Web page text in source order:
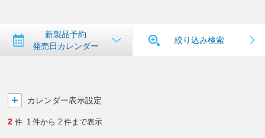
新製品予約
発売日カレンダー
絞り込み検索
カレンダー表示設定
2 件 1 件から 2 件まで表示